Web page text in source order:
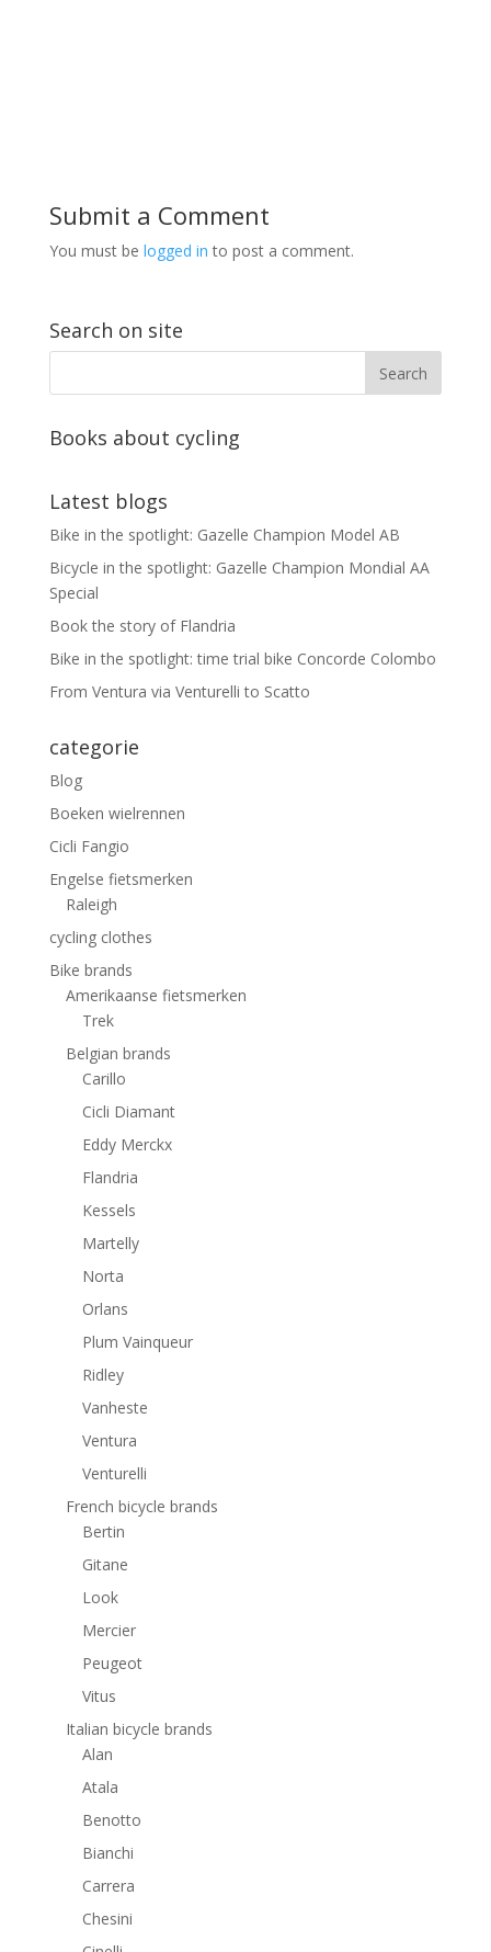
Submit a Comment
You must be logged in to post a comment.
Search on site
Books about cycling
Latest blogs
Bike in the spotlight: Gazelle Champion Model AB
Bicycle in the spotlight: Gazelle Champion Mondial AA
Special
Book the story of Flandria
Bike in the spotlight: time trial bike Concorde Colombo
From Ventura via Venturelli to Scatto
categorie
Blog
Boeken wielrennen
Cicli Fangio
Engelse fietsmerken
Raleigh
cycling clothes
Bike brands
Amerikaanse fietsmerken
Trek
Belgian brands
Carillo
Cicli Diamant
Eddy Merckx
Flandria
Kessels
Martelly
Norta
Orlans
Plum Vainqueur
Ridley
Vanheste
Ventura
Venturelli
French bicycle brands
Bertin
Gitane
Look
Mercier
Peugeot
Vitus
Italian bicycle brands
Alan
Atala
Benotto
Bianchi
Carrera
Chesini